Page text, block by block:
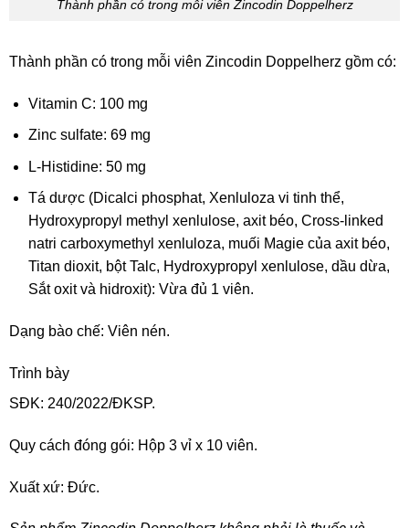
Thành phần có trong mỗi viên Zincodin Doppelherz
Thành phần có trong mỗi viên Zincodin Doppelherz gồm có:
Vitamin C: 100 mg
Zinc sulfate: 69 mg
L-Histidine: 50 mg
Tá dược (Dicalci phosphat, Xenluloza vi tinh thể,
Hydroxypropyl methyl xenlulose, axit béo, Cross-linked
natri carboxymethyl xenluloza, muối Magie của axit béo,
Titan dioxit, bột Talc, Hydroxypropyl xenlulose, dầu dừa,
Sắt oxit và hidroxit): Vừa đủ 1 viên.
Dạng bào chế: Viên nén.
Trình bày
SĐK: 240/2022/ĐKSP.
Quy cách đóng gói: Hộp 3 vỉ x 10 viên.
Xuất xứ: Đức.